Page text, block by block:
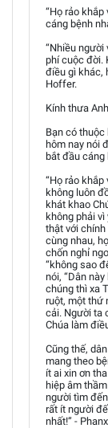
“Họ rảo
cáng bệnh
“Nhiều người
phí cuộc đời.
điều gì khác,
Hoffer.
Kính thưa
Bạn có thuộc
hôm nay nói
bắt đầu cáng
“Họ rảo
không luôn
khát khao
không phải
thật với
cùng nhau,
chốn nghỉ
“không sao
nói, “Dân
chúng thì xa
ruột, một thứ
cải. Người ta
Chúa làm
Cũng thế,
mang theo
ít ai xin ơn
hiệp âm
người tìm
rất ít người
nhất!” -